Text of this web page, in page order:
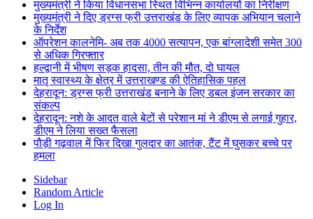
मुख्यमंत्री ने किया विधानसभा स्थित विभिन्न कार्यालयों का निरीक्षण
मुख्यमंत्री ने दिए ड्रग्स फ्री उत्तराखंड के लिए व्यापक अभियान चलाने
के निर्देश
ऑपरेशन कालनेमि- अब तक 4000 सत्यापन, एक बांग्लादेशी समेत 300
से अधिक गिरफ्तार
हल्द्वानी में भीषण सड़क हादसा, तीन की मौत, दो घायल
मातृ स्वास्थ्य के क्षेत्र में उत्तराखण्ड की ऐतिहासिक पहल
देहरादून: ड्रग्स फ्री उत्तराखंड बनाने के लिए डबल इंजन सरकार का
संकल्प
देहरादून: नशे के आदत वाले बेटों से परेशान मां ने डीएम से लगाई गुहार,
डीएम ने लिया सख्त फैसला
पौड़ी गढ़वाल में फिर दिखा गुलदार का आतंक, टैंट में घुसकर बच्चे पर
हमला
Sidebar
Random Article
Log In